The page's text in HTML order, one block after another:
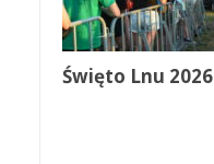
Święto Lnu 2026